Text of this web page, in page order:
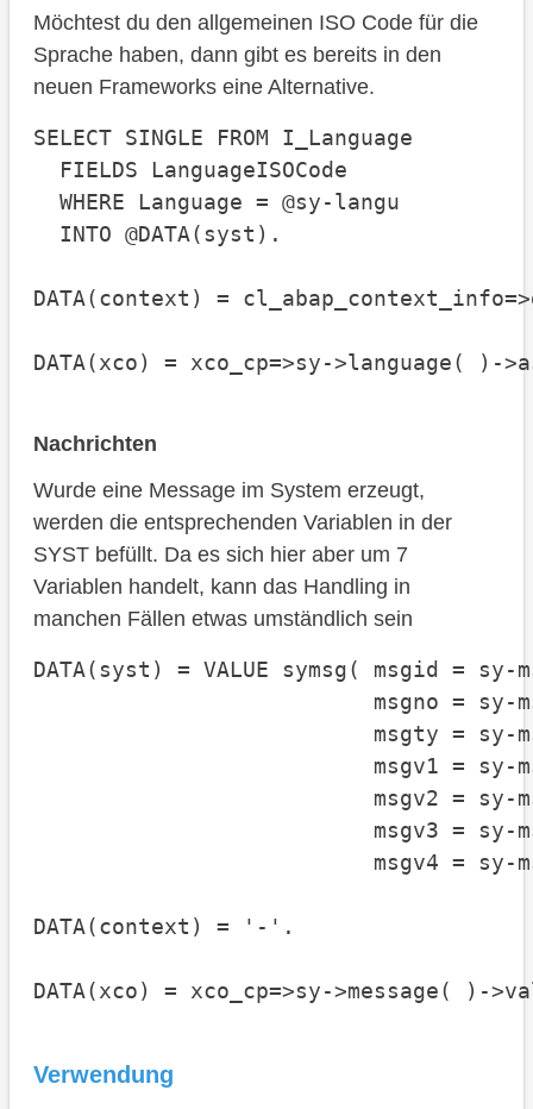
Möchtest du den allgemeinen ISO Code für die
Sprache haben, dann gibt es bereits in den
neuen Frameworks eine Alternative.
SELECT SINGLE FROM I_Language
FIELDS LanguageISOCode
WHERE Language = @sy-langu
INTO @DATA(syst).
DATA(context) =
DATA(xco) = xco_cp=>sy->language( )-
Nachrichten
Wurde eine Message im System erzeugt,
werden die entsprechenden Variablen in der
SYST befüllt. Da es sich hier aber um 7
Variablen handelt, kann das Handling in
manchen Fällen etwas umständlich sein
DATA(syst) = VALUE symsg( msgid = sy-
msgno = sy-
msgty = sy-
msgv1 = sy-
msgv2 = sy-
msgv3 = sy-
msgv4 = sy-
DATA(context) = '-'.
DATA(xco) = xco_cp=>sy->message( )-
Verwendung